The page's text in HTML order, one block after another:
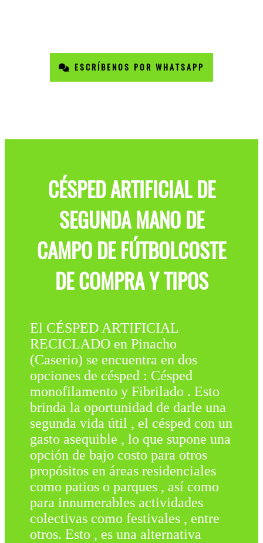
ESCRÍBENOS POR WHATSAPP
CÉSPED ARTIFICIAL DE
SEGUNDA MANO DE
CAMPO DE FÚTBOLCOSTE
DE COMPRA Y TIPOS
El CÉSPED ARTIFICIAL
RECICLADO en Pinacho
(Caserio) se encuentra en dos
opciones de césped : Césped
monofilamento y Fibrilado . Esto
brinda la oportunidad de darle una
segunda vida útil , el césped con un
gasto asequible , lo que supone una
opción de bajo costo para otros
propósitos en áreas residenciales
como patios o parques , así como
para innumerables actividades
colectivas como festivales , entre
otros. Esto , es una alternativa